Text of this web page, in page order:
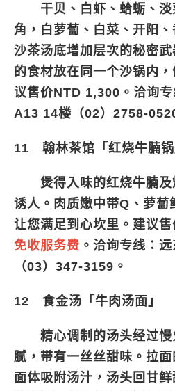
干贝、白虾、蛤蛎、淡
角，白萝蔔、白菜、开阳
沙茶汤底增加层次的秘密
的食材放在同一个沙锅内
议售价NTD 1,300。洽询
A13 14楼（02）2758-
11 翰林茶馆「红烧牛腩锅
煲得入味的红烧牛腩及
诱人。肉质嫩中带Q、萝蔔
让您满足到心坎里。建议售
免收服务费 。洽询专线：
（03）347-3159。
12 食金汤「牛肉汤面」
精心调制的汤头经过慢
腻，带有一丝丝甜味。拉面
面体吸附汤汁，汤头回甘